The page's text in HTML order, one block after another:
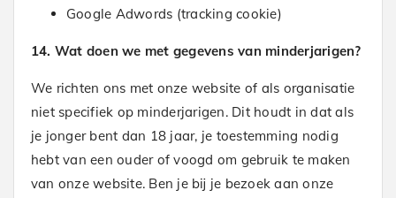
Google Adwords (tracking cookie)
14. Wat doen we met gegevens van minderjarigen?
We richten ons met onze website of als organisatie
niet specifiek op minderjarigen. Dit houdt in dat als
je jonger bent dan 18 jaar, je toestemming nodig
hebt van een ouder of voogd om gebruik te maken
van onze website. Ben je bij je bezoek aan onze